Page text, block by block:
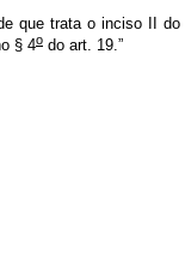
que trata o inciso II do
§ 4o do art. 19.”